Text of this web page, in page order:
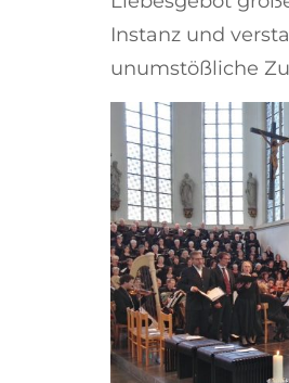
Instanz und
unumstößliche